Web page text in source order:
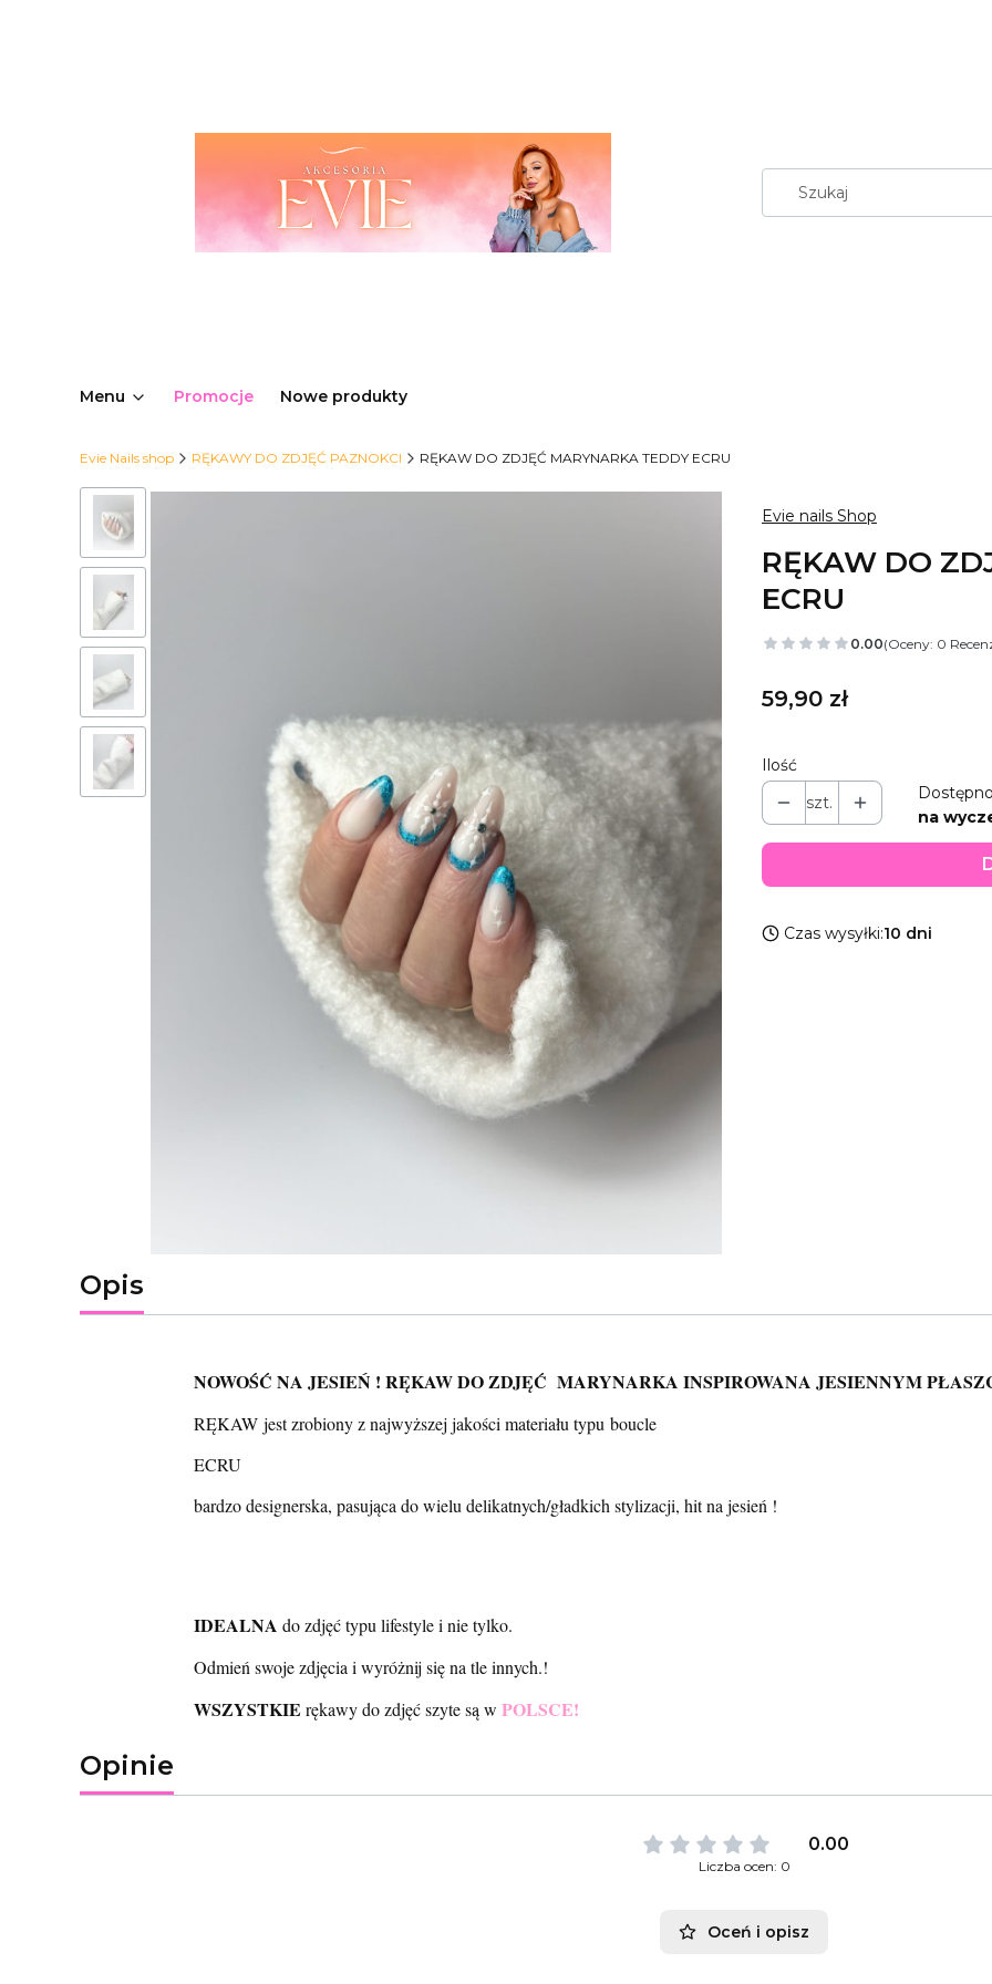
Menu Promocje Nowe produkty
Evie Nails shop RĘKAWY DO ZDJĘĆ PAZNOKCI RĘKAW DO ZDJĘĆ MARYNARKA TEDDY ECRU
Evie nails Shop
RĘKAW DO
ECRU
0.00(Oceny: 0
Cena
59,90 zł
Ilość
szt.
na
Czas wysyłki:10 dni
Opis
NOWOŚĆ NA JESIEŃ ! RĘKAW DO ZDJĘĆ MARYNARKA INSPIROWANA JESIENNYM
RĘKAW jest zrobiony z najwyższej jakości materiału typu boucle
ECRU
bardzo designerska, pasująca do wielu delikatnych/gładkich stylizacji, hit na jesień !
IDEALNA do zdjęć typu lifestyle i nie tylko.
Odmień swoje zdjęcia i wyróżnij się na tle innych.!
WSZYSTKIE rękawy do zdjęć szyte są w POLSCE!
Opinie
0.00
Liczba ocen: 0
Oceń i opisz